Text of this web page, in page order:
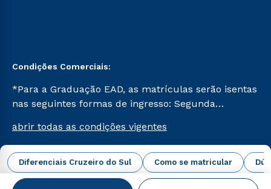
Diferenciais Cruzeiro do Sul Como se matricular
Condições Comerciais:
*Para a Graduação EAD, as matrículas serão isentas
nas seguintes formas de ingresso: Segunda
Já para as demais, a taxa de matrícula será de R$
49. *Para a Pós-graduação EAD, as ofertas
mencionadas são referentes aos cursos: Ensino
Religioso, Geografia para a Docência e Metodologia
abrir todas as condições vigentes
Campus Virtual Cruzeiro do Sul Educacional © 2026 -
Todos os direitos reservados.